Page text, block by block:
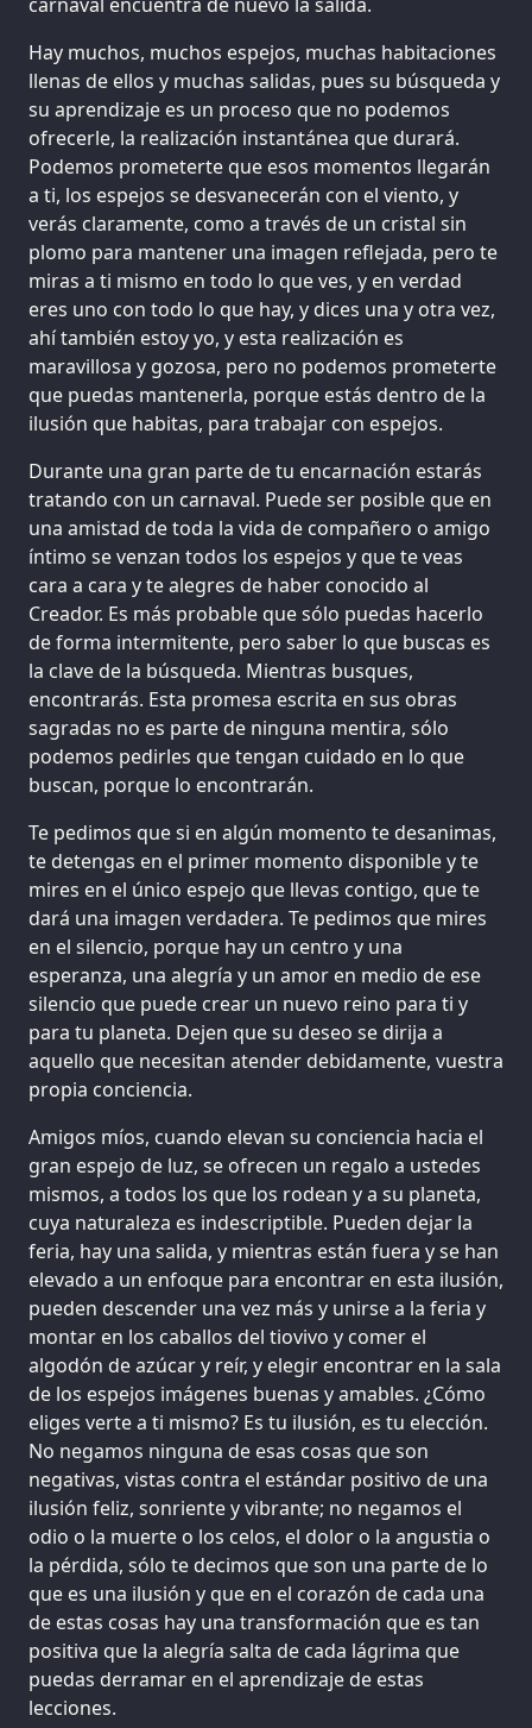
Hay muchos, muchos espejos, muchas habitaciones
llenas de ellos y muchas salidas, pues su búsqueda y
su aprendizaje es un proceso que no podemos
ofrecerle, la realización instantánea que durará.
Podemos prometerte que esos momentos llegarán
a ti, los espejos se desvanecerán con el viento, y
verás claramente, como a través de un cristal sin
plomo para mantener una imagen reflejada, pero te
miras a ti mismo en todo lo que ves, y en verdad
eres uno con todo lo que hay, y dices una y otra vez,
ahí también estoy yo, y esta realización es
maravillosa y gozosa, pero no podemos prometerte
que puedas mantenerla, porque estás dentro de la
ilusión que habitas, para trabajar con espejos.
Durante una gran parte de tu encarnación estarás
tratando con un carnaval. Puede ser posible que en
una amistad de toda la vida de compañero o amigo
íntimo se venzan todos los espejos y que te veas
cara a cara y te alegres de haber conocido al
Creador. Es más probable que sólo puedas hacerlo
de forma intermitente, pero saber lo que buscas es
la clave de la búsqueda. Mientras busques,
encontrarás. Esta promesa escrita en sus obras
sagradas no es parte de ninguna mentira, sólo
podemos pedirles que tengan cuidado en lo que
buscan, porque lo encontrarán.
Te pedimos que si en algún momento te desanimas,
te detengas en el primer momento disponible y te
mires en el único espejo que llevas contigo, que te
dará una imagen verdadera. Te pedimos que mires
en el silencio, porque hay un centro y una
esperanza, una alegría y un amor en medio de ese
silencio que puede crear un nuevo reino para ti y
para tu planeta. Dejen que su deseo se dirija a
aquello que necesitan atender debidamente, vuestra
propia conciencia.
Amigos míos, cuando elevan su conciencia hacia el
gran espejo de luz, se ofrecen un regalo a ustedes
mismos, a todos los que los rodean y a su planeta,
cuya naturaleza es indescriptible. Pueden dejar la
feria, hay una salida, y mientras están fuera y se han
elevado a un enfoque para encontrar en esta ilusión,
pueden descender una vez más y unirse a la feria y
montar en los caballos del tiovivo y comer el
algodón de azúcar y reír, y elegir encontrar en la sala
de los espejos imágenes buenas y amables. ¿Cómo
eliges verte a ti mismo? Es tu ilusión, es tu elección.
No negamos ninguna de esas cosas que son
negativas, vistas contra el estándar positivo de una
ilusión feliz, sonriente y vibrante; no negamos el
odio o la muerte o los celos, el dolor o la angustia o
la pérdida, sólo te decimos que son una parte de lo
que es una ilusión y que en el corazón de cada una
de estas cosas hay una transformación que es tan
positiva que la alegría salta de cada lágrima que
puedas derramar en el aprendizaje de estas
lecciones.